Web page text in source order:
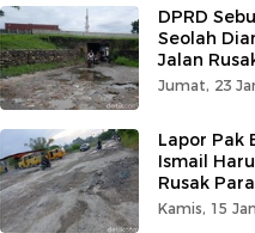
DPRD
Seolah
Jalan
Jumat, 23
Lapor Pak
Ismail
Rusak
Kamis, 15